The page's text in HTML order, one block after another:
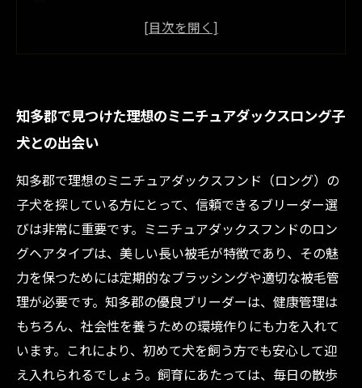
ミニチュアダックスロングの被毛ケアで差がつ
理のポイント
初めてでも安心！ミニチュアダックスロング子
犬との豊かな生活の始め方
ミニチュアダックスロング子犬の販売情報：知
多郡での選び方と注意点
愛知県知多郡でミニチュアダックスロング子犬
を迎える前に知っておきたいこと
知多郡で見つけた理想のミニチュアダックスロング子
犬との出会い
知多郡で理想のミニチュアダックスフンド（ロング）の
子犬を探している方にとって、信頼できるブリーダー選
びは非常に重要です。ミニチュアダックスフンドのロン
グヘアタイプは、美しい長い被毛が特徴であり、その魅
力を保つためには定期的なブラッシングや適切な被毛管
理が必要です。知多郡の優良ブリーダーは、健康管理は
もちろん、社会性を養うための環境作りにも力を入れて
います。これにより、初めて犬を飼う方でも安心して迎
え入れられるでしょう。飼育にあたっては、毎日の散歩